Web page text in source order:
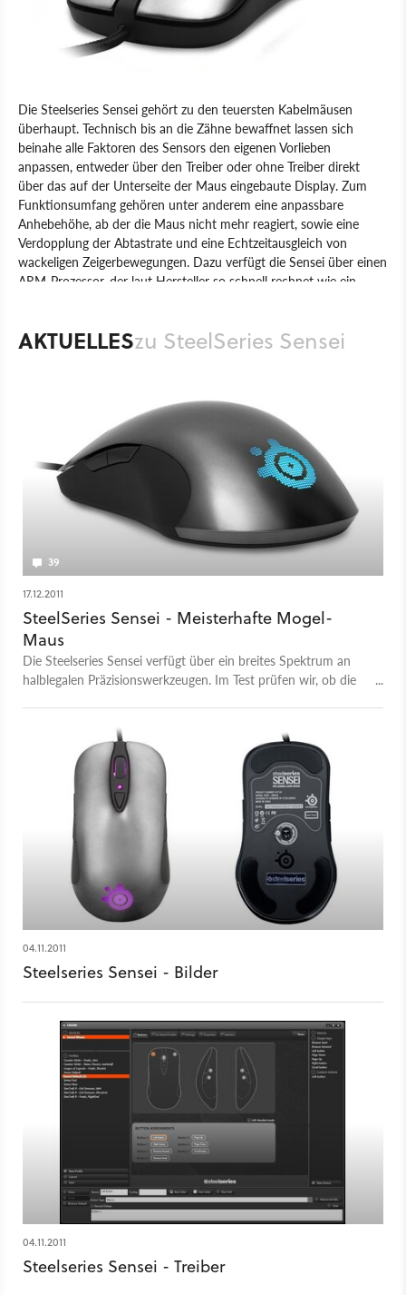
Die Steelseries Sensei gehört zu den teuersten Kabelmäusen
überhaupt. Technisch bis an die Zähne bewaffnet lassen sich
beinahe alle Faktoren des Sensors den eigenen Vorlieben
anpassen, entweder über den Treiber oder ohne Treiber direkt
über das auf der Unterseite der Maus eingebaute Display. Zum
Funktionsumfang gehören unter anderem eine anpassbare
Anhebehöhe, ab der die Maus nicht mehr reagiert, sowie eine
Verdopplung der Abtastrate und eine Echtzeitausgleich von
wackeligen Zeigerbewegungen. Dazu verfügt die Sensei über einen
ARM-Prozessor, der laut Hersteller so schnell rechnet wie ein
AKTUELLESzu SteelSeries Sensei
39
17.12.2011
SteelSeries Sensei - Meisterhafte Mogel-
Maus
Die Steelseries Sensei verfügt über ein breites Spektrum an
halblegalen Präzisionswerkzeugen. Im Test prüfen wir, ob die
04.11.2011
Steelseries Sensei - Bilder
04.11.2011
Steelseries Sensei - Treiber